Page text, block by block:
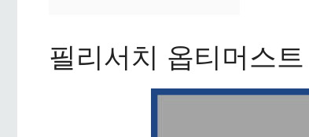
필리서치 옵티머스트